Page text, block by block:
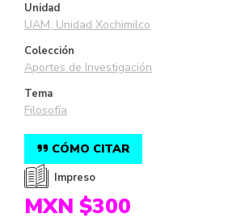
Unidad
UAM, Unidad Xochimilco
Colección
Aportes de Investigación
Tema
Filosofía
CÓMO CITAR
Impreso
MXN $300